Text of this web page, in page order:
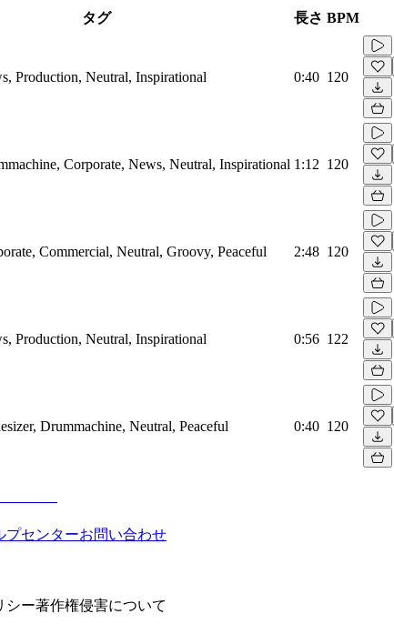
タグ 長さ BPM
Production, Neutral, Inspirational 0:40 120
Corporate, News, Neutral, Inspirational 1:12 120
Commercial, Neutral, Groovy, Peaceful 2:48 120
Production, Neutral, Inspirational 0:56 122
Drummachine, Neutral, Peaceful 0:40 120
プセンターお問い合わせ
シー著作権侵害について